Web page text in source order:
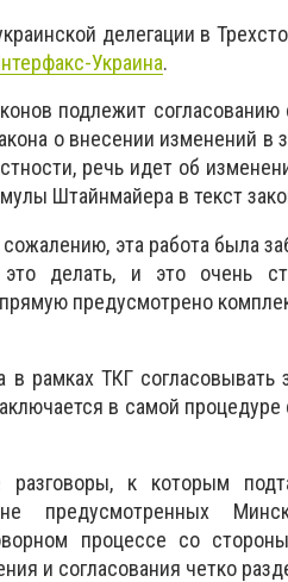
делегации в
Украина.
подлежит
о внесении изменений в
речь идет об
Штайнмайера в текст
эта работа была
делать, и это очень
предусмотрено
в рамках ТКГ
в самой процедуре
разговоры, к которым
предусмотренных
процессе со
и согласования четко